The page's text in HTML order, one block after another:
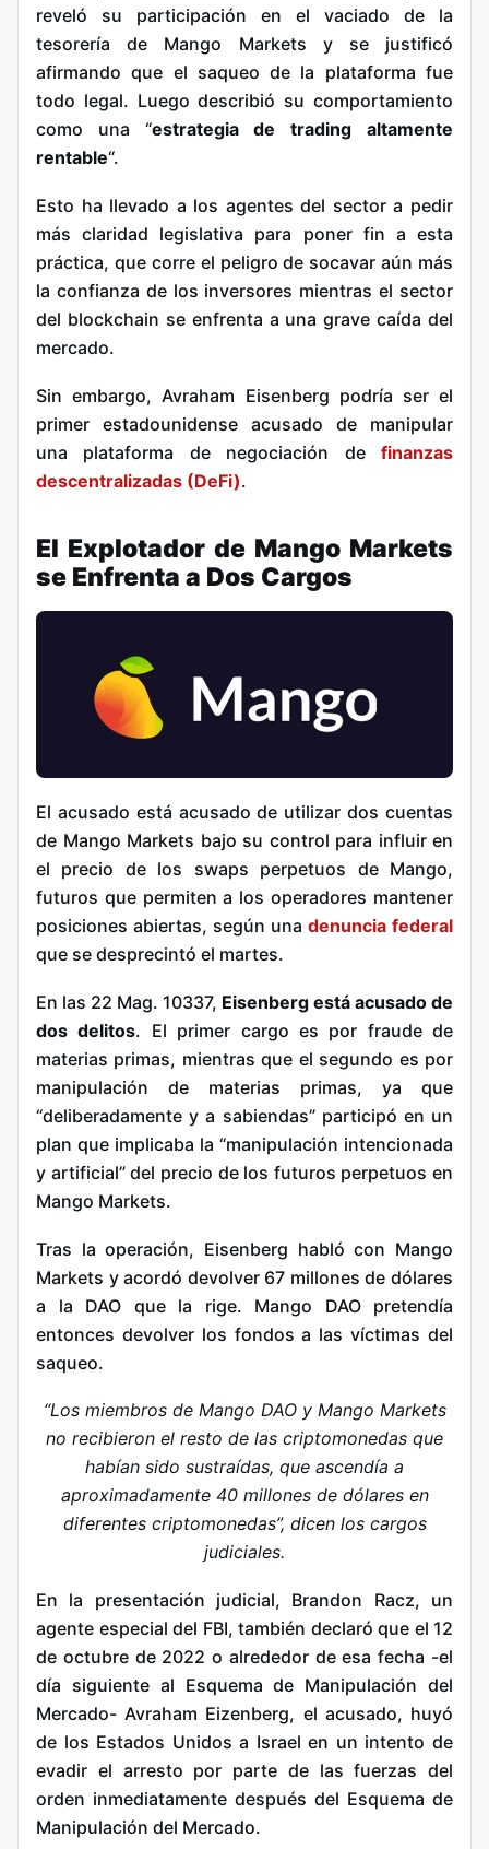
reveló su participación en el vaciado de la
tesorería de Mango Markets y se justificó
afirmando que el saqueo de la plataforma fue
todo legal. Luego describió su comportamiento
como una “estrategia de trading altamente
rentable“.
Esto ha llevado a los agentes del sector a pedir
más claridad legislativa para poner fin a esta
práctica, que corre el peligro de socavar aún más
la confianza de los inversores mientras el sector
del blockchain se enfrenta a una grave caída del
mercado.
Sin embargo, Avraham Eisenberg podría ser el
primer estadounidense acusado de manipular
una plataforma de negociación de finanzas
descentralizadas (DeFi).
El Explotador de Mango Markets
se Enfrenta a Dos Cargos
El acusado está acusado de utilizar dos cuentas
de Mango Markets bajo su control para influir en
el precio de los swaps perpetuos de Mango,
futuros que permiten a los operadores mantener
posiciones abiertas, según una denuncia federal
que se desprecintó el martes.
En las 22 Mag. 10337, Eisenberg está acusado de
dos delitos. El primer cargo es por fraude de
materias primas, mientras que el segundo es por
manipulación de materias primas, ya que
“deliberadamente y a sabiendas” participó en un
plan que implicaba la “manipulación intencionada
y artificial” del precio de los futuros perpetuos en
Mango Markets.
Tras la operación, Eisenberg habló con Mango
Markets y acordó devolver 67 millones de dólares
a la DAO que la rige. Mango DAO pretendía
entonces devolver los fondos a las víctimas del
saqueo.
“Los miembros de Mango DAO y Mango Markets
no recibieron el resto de las criptomonedas que
habían sido sustraídas, que ascendía a
aproximadamente 40 millones de dólares en
diferentes criptomonedas”, dicen los cargos
judiciales.
En la presentación judicial, Brandon Racz, un
agente especial del FBI, también declaró que el 12
de octubre de 2022 o alrededor de esa fecha -el
día siguiente al Esquema de Manipulación del
Mercado- Avraham Eizenberg, el acusado, huyó
de los Estados Unidos a Israel en un intento de
evadir el arresto por parte de las fuerzas del
orden inmediatamente después del Esquema de
Manipulación del Mercado.